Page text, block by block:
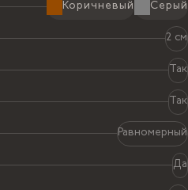
Коричневый Серый
2 см
Так
Так
Равномерный
Да